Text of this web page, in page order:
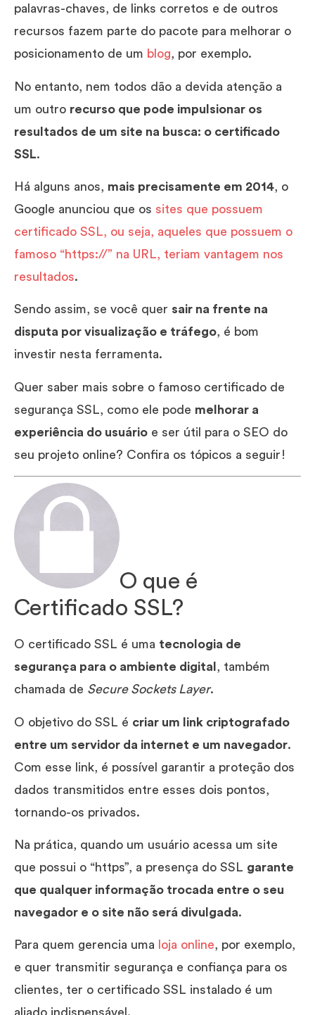
palavras-chaves, de links corretos e de outros
recursos fazem parte do pacote para melhorar o
posicionamento de um blog, por exemplo.
No entanto, nem todos dão a devida atenção a
um outro recurso que pode impulsionar os
resultados de um site na busca: o certificado
SSL.
Há alguns anos, mais precisamente em 2014, o
Google anunciou que os sites que possuem
certificado SSL, ou seja, aqueles que possuem o
famoso “https://” na URL, teriam vantagem nos
resultados.
Sendo assim, se você quer sair na frente na
disputa por visualização e tráfego, é bom
investir nesta ferramenta.
Quer saber mais sobre o famoso certificado de
segurança SSL, como ele pode melhorar a
experiência do usuário e ser útil para o SEO do
seu projeto online? Confira os tópicos a seguir!
O que é
Certificado SSL?
O certificado SSL é uma tecnologia de
segurança para o ambiente digital , também
chamada de Secure Sockets Layer.
O objetivo do SSL é criar um link criptografado
entre um servidor da internet e um navegador.
Com esse link, é possível garantir a proteção dos
dados transmitidos entre esses dois pontos,
tornando-os privados.
Na prática, quando um usuário acessa um site
que possui o “https”, a presença do SSL garante
que qualquer informação trocada entre o seu
navegador e o site não será divulgada.
Para quem gerencia uma loja online, por exemplo,
e quer transmitir segurança e confiança para os
clientes, ter o certificado SSL instalado é um
aliado indispensável.